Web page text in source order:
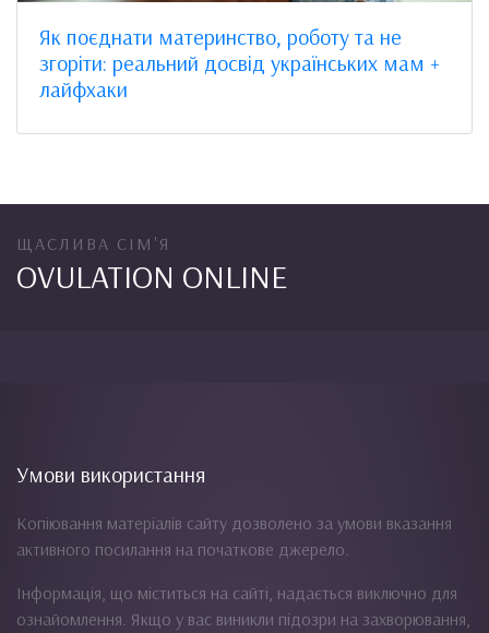
Як поєднати материнство, роботу та не
згоріти: реальний досвід українських мам +
лайфхаки
ЩАСЛИВА СІМ'Я
OVULATION ONLINE
Умови використання
Копіювання матеріалів сайту дозволено за умови вказання
активного посилання на початкове джерело.
Інформація, що міститься на сайті, надається виключно для
ознайомлення. Якщо у вас виникли підозри на захворювання,